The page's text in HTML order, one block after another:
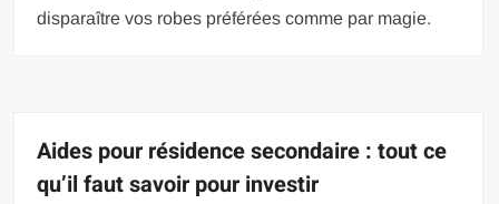
disparaître vos robes préférées comme par magie.
Aides pour résidence secondaire : tout ce
qu’il faut savoir pour investir